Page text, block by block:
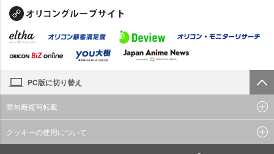
PC版に切り替え
禁無断複写転載
クッキーの使用について